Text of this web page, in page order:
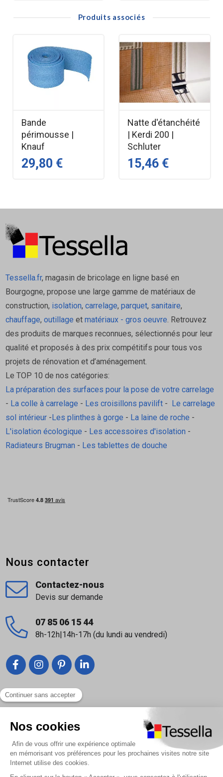
pour une progression fluide du travail.
Domaines d’application
Supports compatibles
Chapes et mortiers à base de ciment
Enduits traditionnels
Bétons poreux
Travaux concernés
Application d’enduits muraux ou sols
Pourquoi choisir Primer G Mapei
?
Ce primaire est une solution fiable et polyvalente pour
garantir une surface propre, stable et durable avant tout
travail de finition. Idéal pour les chantiers neufs comme
pour la rénovation.
FAQ : Primer G Mapei
l’accroche du ragréage et améliore l’uniformité du
Est-il adapté à une utilisation extérieure ?
intérieures.
Comment l’appliquer correctement ?
uniformément avec un rouleau ou une brosse, puis
laisser sécher complètement avant recouvrement.
Documentation:
Fiche technique
Fiche de sécurité (FDS)
Retrouvez tous les produits de la marque MAPEI en
Produits associés
Bande
périmousse |
Knauf
29,80 €
Natte d'étanchéité
| Kerdi 200 |
Schluter
15,46 €
Tessella.fr, magasin de bricolage en ligne basé en
Bourgogne, propose une large gamme de matériaux de
construction, isolation, carrelage, parquet, sanitaire,
chauffage, outillage et matériaux - gros oeuvre. Retrouvez
des produits de marques reconnues, sélectionnés pour leur
qualité et proposés à des prix compétitifs pour tous vos
projets de rénovation et d’aménagement.
Le TOP 10 de nos catégories:
La préparation des surfaces pour la pose de votre carrelage
- La colle à carrelage - Les croisillons pavilift-
Le carrelage
sol intérieur- Les plinthes à gorge - La laine de roche -
L'isolation écologique - Les accessoires d'isolation -
Radiateurs Brugman - Les tablettes de douche
Liens utiles
Nous contacter
À propos
Paiement sécurisé
Nous contacter
Contactez-nous
Devis sur demande
07 85 06 15 44
8h-12h|14h-17h (du lundi au vendredi)